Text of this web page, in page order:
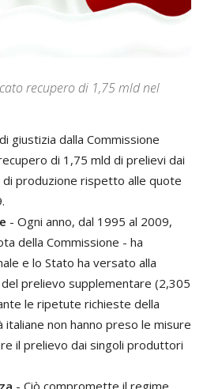
recupero di 1,75 mld nel
giustizia dalla Commissione
di 1,75 mld di prelievi dai
produzione rispetto alle quote
- Ogni anno, dal 1995 al 2009,
della Commissione - ha
e lo Stato ha versato alla
prelievo supplementare (2,305
le ripetute richieste della
non hanno preso le misure
il prelievo dai singoli produttori